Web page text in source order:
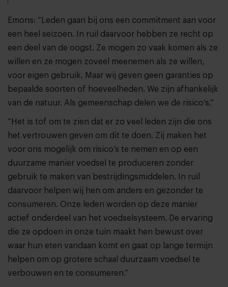
Emons: “Leden gaan bij ons een commitment aan voor
een heel seizoen. In ruil daarvoor hebben ze recht op
een deel van de oogst. Ze mogen zo vaak komen als ze
willen en ze mogen zoveel meenemen als ze willen,
voor eigen gebruik. Maar wij geven geen garanties op
bepaalde soorten of hoeveelheden. We zijn afhankelijk
van de natuur. Als gemeenschap delen we de risico’s.”
“Het is tof om te zien dat er zo veel leden zijn die ons
het vertrouwen geven om dit te doen. Zij maken het
voor ons mogelijk om risico’s te nemen en op een
duurzame manier voedsel te produceren zonder
gebruik te maken van bestrijdingsmiddelen. In ruil
daarvoor helpen wij hen om anders en gezonder te
consumeren. Onze leden worden op deze manier
actief onderdeel van het voedselsysteem. De ervaring
die ze opdoen in onze tuin maakt hen bewust over
waar hun eten vandaan komt en gaat op lange termijn
helpen om op grotere schaal duurzaam voedsel te
verbouwen en te consumeren.”